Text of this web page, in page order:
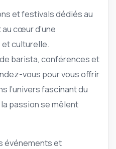
et festivals dédiés au
cœur d’une
culturelle.
barista, conférences et
vous pour vous offrir
l’univers fascinant du
passion se mêlent
événements et